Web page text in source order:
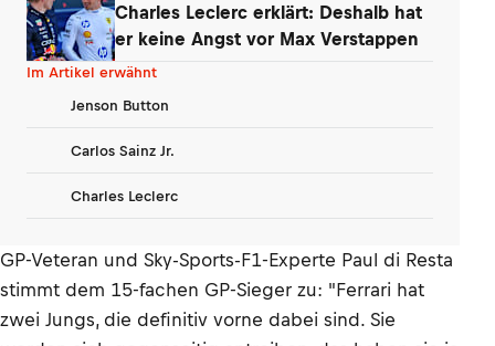
Charles Leclerc erklärt: Deshalb hat
er keine Angst vor Max Verstappen
Im Artikel erwähnt
Jenson Button
Carlos Sainz Jr.
Charles Leclerc
GP-Veteran und Sky-Sports-F1-Experte Paul di Resta
stimmt dem 15-fachen GP-Sieger zu: "Ferrari hat
zwei Jungs, die definitiv vorne dabei sind. Sie